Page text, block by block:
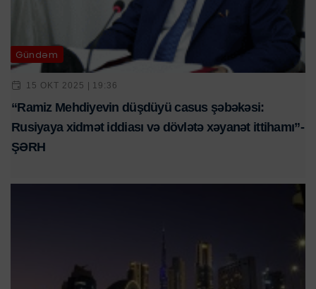
Gündəm
15 OKT 2025 | 19:36
“Ramiz Mehdiyevin düşdüyü casus şəbəkəsi:
Rusiyaya xidmət iddiası və dövlətə xəyanət ittihamı”-
ŞƏRH